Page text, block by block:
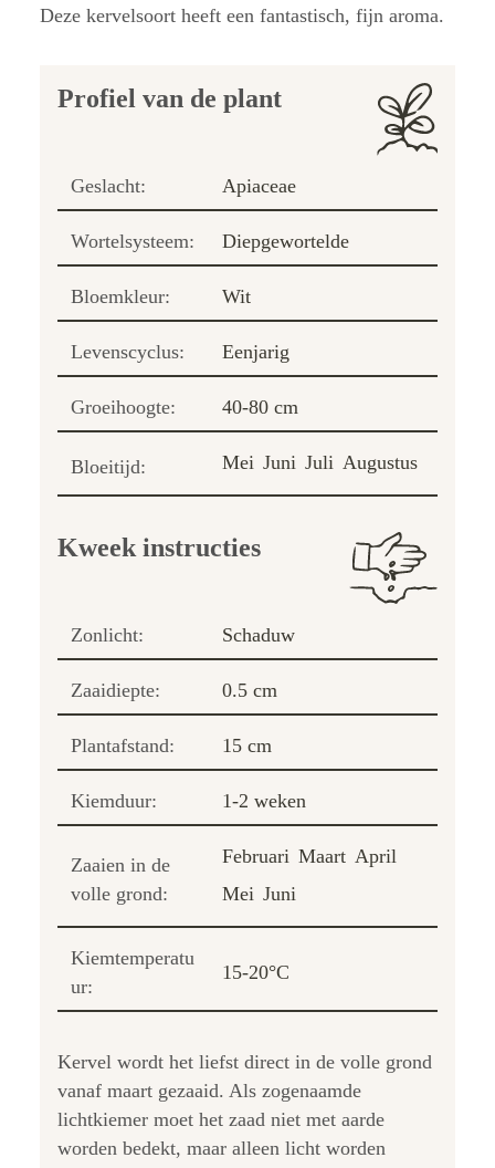
Deze kervelsoort heeft een fantastisch, fijn aroma.
Profiel van de plant
Geslacht: Apiaceae
Wortelsysteem: Diepgewortelde
Bloemkleur: Wit
Levenscyclus: Eenjarig
Groeihoogte: 40-80 cm
Bloeitijd: Mei Juni Juli Augustus
Kweek instructies
Zonlicht: Schaduw
Zaaidiepte: 0.5 cm
Plantafstand: 15 cm
Kiemduur: 1-2 weken
Zaaien in de
volle grond:
Februari Maart April
Mei Juni
Kiemtemperatu
ur:
15-20°C
Kervel wordt het liefst direct in de volle grond
vanaf maart gezaaid. Als zogenaamde
lichtkiemer moet het zaad niet met aarde
worden bedekt, maar alleen licht worden